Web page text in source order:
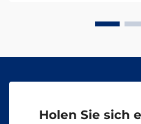
Holen Sie sich